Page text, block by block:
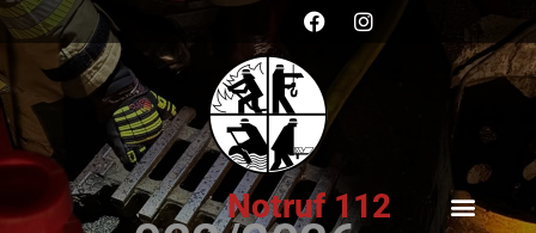
Notruf 112